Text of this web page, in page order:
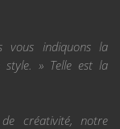
vous indiquons la
» Telle est la
créativité, notre